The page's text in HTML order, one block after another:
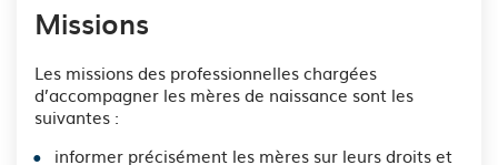
Missions
Les missions des professionnelles chargées
d’accompagner les mères de naissance sont les
suivantes :
informer précisément les mères sur leurs droits et